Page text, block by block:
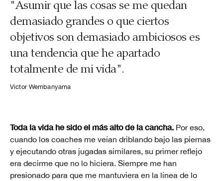
"Asumir que las cosas se me quedan
demasiado grandes o que ciertos
objetivos son demasiado ambiciosos es
una tendencia que he apartado
totalmente de mi vida".
Victor Wembanyama
Toda la vida he sido el más alto de la cancha. Por eso,
cuando los coaches me veían driblando bajo las piernas
y ejecutando otras jugadas similares, su primer reflejo
era decirme que no lo hiciera. Siempre me han
presionado para que me mantuviera en la línea de lo